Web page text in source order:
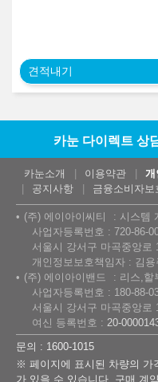
견적내기
카눈 다이렉트 상
카눈소개 이용약관 개
공지사항
금융소비자보
(주) 에이아이씨티 시스템
사업자등록번호 : 720-86-
서울시 강서구 마곡중앙로
개인정보보호책임자 : 김용
(주) 에이아이밴드
리스,할
사업자등록번호 : 180-88-
서울시 강서구 마곡중앙로
여신 등록번호 : 20-
문의 : 1600-1015
※ 페이지에 표시된 차량의 가
가 있을 수 있습니다. 구매 계